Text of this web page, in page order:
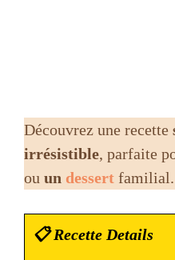
Découvrez une recette
irrésistible, parfaite
ou un dessert familial.
📋 Recette Details